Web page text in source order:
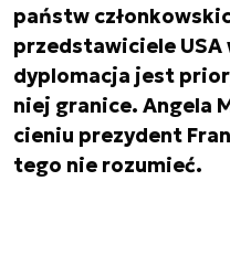
państw
przedstawiciele USA
dyplomacja jest
niej granice. Angela
cieniu prezydent
tego nie rozumieć.